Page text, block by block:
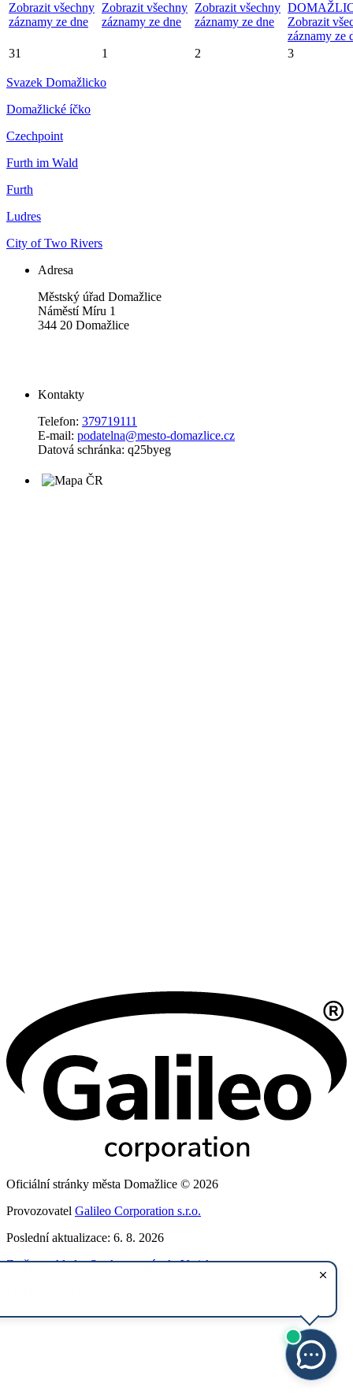
Zobrazit všechny
záznamy ze dne
Zobrazit všechny
záznamy ze dne
Zobrazit všechny
záznamy ze dne
Zobrazit
záznamy ze
31
1 2 3
Svazek Domažlicko
Domažlické íčko
Czechpoint
Furth im Wald
Furth
Ludres
City of Two Rivers
Adresa
Městský úřad Domažlice
Náměstí Míru 1
344 20 Domažlice
Kontakty
Telefon: 379719111
E-mail: podatelna@mesto-domazlice.cz
Datová schránka: q25byeg
Oficiální stránky města Domažlice © 2026
Provozovatel Galileo Corporation s.r.o.
Poslední aktualizace: 6. 8. 2026
Změna vzhledu,Struktura stránek,Vytisknout